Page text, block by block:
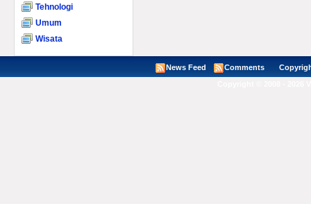
Tehnologi
Umum
Wisata
News Feed Comments Copyright